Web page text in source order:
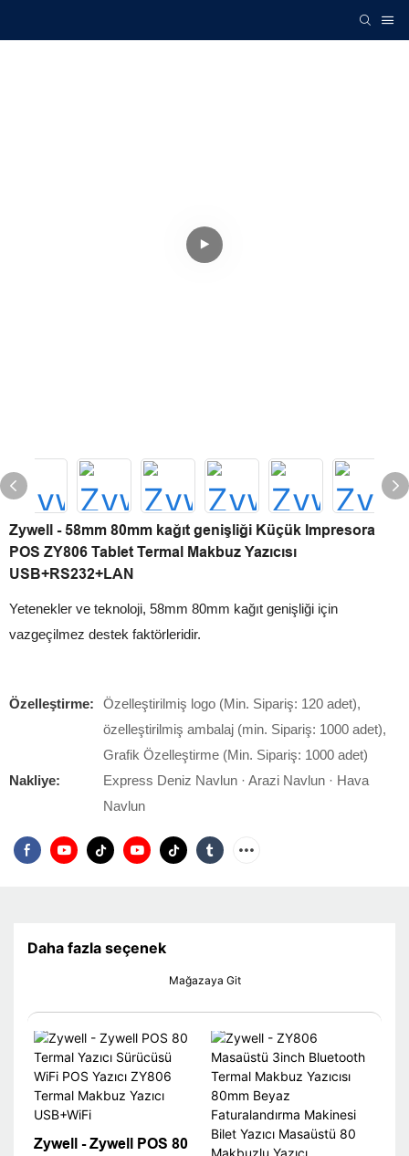
Zywell - 58mm 80mm kağıt genişliği Küçük Impresora
POS ZY806 Tablet Termal Makbuz Yazıcısı
USB+RS232+LAN
Yetenekler ve teknoloji, 58mm 80mm kağıt genişliği için
vazgeçilmez destek faktörleridir.
Özelleştirme:
Özelleştirilmiş logo (Min. Sipariş: 120 adet),
özelleştirilmiş ambalaj (min. Sipariş: 1000 adet),
Grafik Özelleştirme (Min. Sipariş: 1000 adet)
Nakliye:
Express Deniz Navlun · Arazi Navlun · Hava
Navlun
Daha fazla seçenek
Mağazaya Git
Zywell - Zywell POS 80